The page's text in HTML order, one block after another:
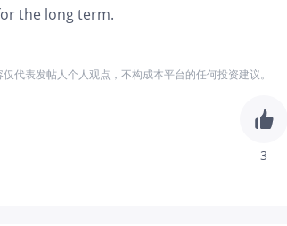
the long term.
代表发帖人个人观点，不构成本平台的任何投资建议。
3